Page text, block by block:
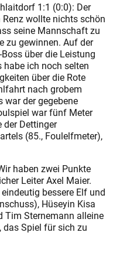
1:1 (0:0): Der
wollte nichts schön
seine Mannschaft zu
zu gewinnen. Auf der
über die Leistung
habe ich noch selten
über die Rote
nach grobem
war der gegebene
war fünf Meter
der Dettinger
(85., Foulelfmeter),
haben zwei Punkte
Leiter Axel Maier.
bessere Elf und
Hüseyin Kisa
Tim Sternemann alleine
das Spiel für sich zu